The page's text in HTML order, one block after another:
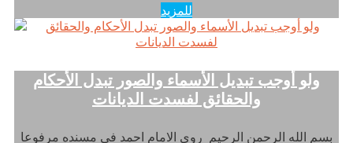
للمزيد
ولو أوجب تبديل الأسماء والصور تبدل الأحكام
والحقائق لفسدت الديانات
بسم الله الرحمن الرحيم روى الامام احمد في مسنده مرفوعا